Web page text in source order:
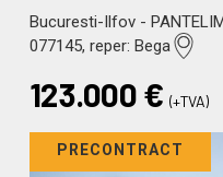
Bucuresti-Ilfov -
077145, reper: Bega
123.000€ (+TVA)
PRECONTRACT